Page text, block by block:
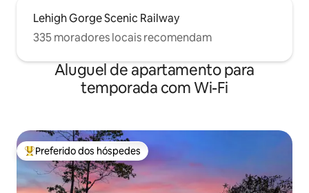
Lehigh Gorge Scenic Railway
335 moradores locais recomendam
Aluguel de apartamento para
temporada com Wi-Fi
Entre os melhores preferidos dos hóspedes
Preferido dos hóspedes